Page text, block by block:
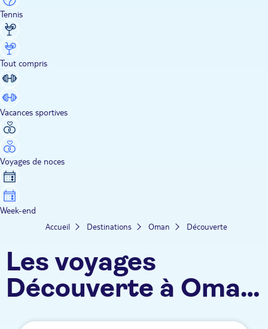
Tennis
Tout compris
Vacances sportives
Voyages de noces
Week-end
Accueil Destinations Oman Découverte
Les voyages
Découverte à Oman
TUI